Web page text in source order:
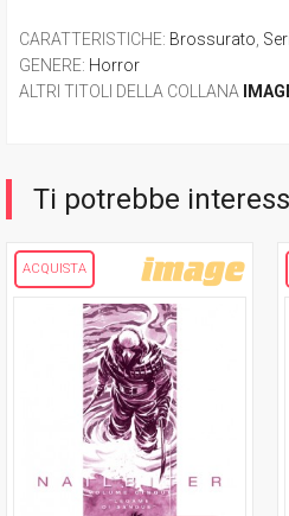
CARATTERISTICHE: Brossurato
GENERE: Horror
ALTRI TITOLI DELLA COLLANA
Ti potrebbe
ACQUISTA